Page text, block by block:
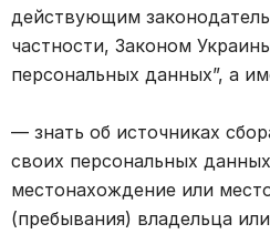
действующим
частности, Законом
персональных данных”, а
— знать об источниках
своих персональных
местонахождение или
(пребывания) владельца